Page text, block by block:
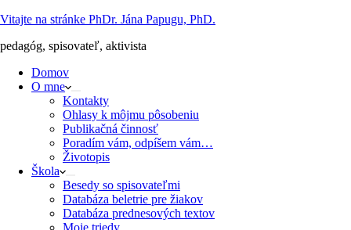
Vitajte na stránke PhDr. Jána Papugu, PhD.
pedagóg, spisovateľ, aktivista
Domov
O mne
Kontakty
Ohlasy k môjmu pôsobeniu
Publikačná činnosť
Poradím vám, odpíšem vám…
Životopis
Škola
Besedy so spisovateľmi
Databáza beletrie pre žiakov
Databáza prednesových textov
Moje triedy